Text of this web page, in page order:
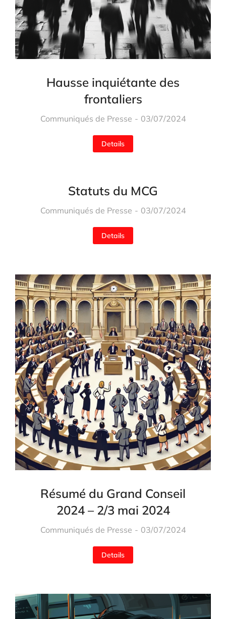
Hausse inquiétante des
frontaliers
Communiqués de Presse 03/07/2024
Details
Statuts du MCG
Communiqués de Presse 03/07/2024
Details
Résumé du Grand Conseil
2024 – 2/3 mai 2024
Communiqués de Presse 03/07/2024
Details